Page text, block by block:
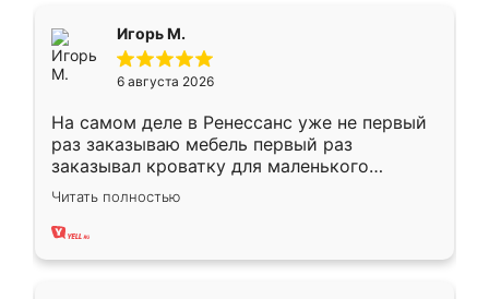
Игорь М.
6 августа 2026
На самом деле в Ренессанс уже не первый
раз заказываю мебель первый раз
заказывал кроватку для маленького
ребёнка при его рождении ,во второй раз
заказал шкаф-купе. По качеству очень
хорошее сборка достаточно быстрая,
Читать полностью